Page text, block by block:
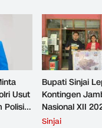
Usut
Polisi
di
Bupati Sinjai
Kontingen
Nasional XII
Cibubur
Sinjai